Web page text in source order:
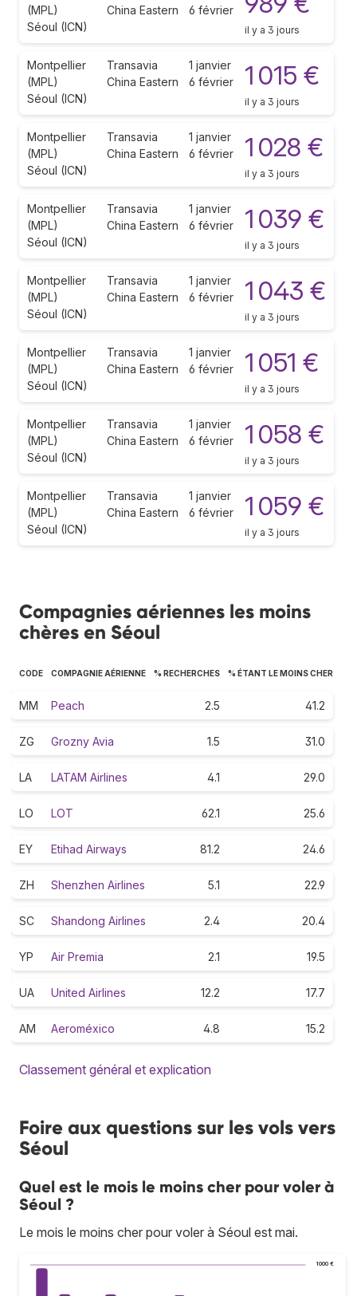
(MPL)
Séoul (ICN)
China Eastern 6 février
il y a 3 jours
Montpellier
(MPL)
Séoul (ICN)
Transavia
China Eastern
1 janvier
6 février
1 015 €
il y a 3 jours
Montpellier
(MPL)
Séoul (ICN)
Transavia
China Eastern
1 janvier
6 février
1 028 €
il y a 3 jours
Montpellier
(MPL)
Séoul (ICN)
Transavia
China Eastern
1 janvier
6 février
1 039 €
il y a 3 jours
Montpellier
(MPL)
Séoul (ICN)
Transavia
China Eastern
1 janvier
6 février
1 043 €
il y a 3 jours
Montpellier
(MPL)
Séoul (ICN)
Transavia
China Eastern
1 janvier
6 février
1 051 €
il y a 3 jours
Montpellier
(MPL)
Séoul (ICN)
Transavia
China Eastern
1 janvier
6 février
1 058 €
il y a 3 jours
Montpellier
(MPL)
Séoul (ICN)
Transavia
China Eastern
1 janvier
6 février
1 059 €
il y a 3 jours
Compagnies aériennes les moins
chères en Séoul
CODE COMPAGNIE AÉRIENNE % RECHERCHES % ÉTANT LE MOINS CHER
MM Peach 2.5 41.2
ZG Grozny Avia 1.5 31.0
LA LATAM Airlines 4.1 29.0
LO LOT 62.1 25.6
EY Etihad Airways 81.2 24.6
ZH Shenzhen Airlines 5.1 22.9
SC Shandong Airlines 2.4 20.4
YP Air Premia 2.1 19.5
UA United Airlines 12.2 17.7
AM Aeroméxico 4.8 15.2
Classement général et explication
Foire aux questions sur les vols vers
Séoul
Quel est le mois le moins cher pour voler à
Séoul ?
Le mois le moins cher pour voler à Séoul est mai.
1 000 €